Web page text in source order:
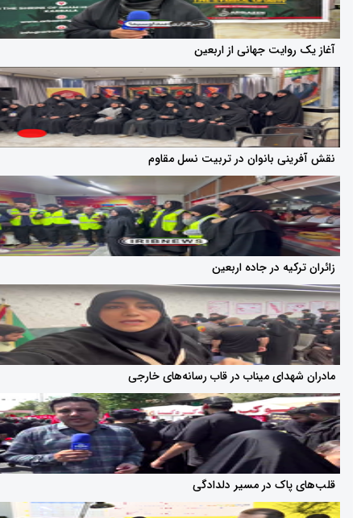
جهانی از اربعین
بانوان در تربیت نسل مقاوم
در جاده اربعین
میناب در قاب رسانه‌های خارجی
در مسیر دلدادگی